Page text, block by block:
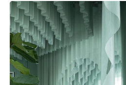
UFFICIO
UFFICIO XX, LANDAU (DE)